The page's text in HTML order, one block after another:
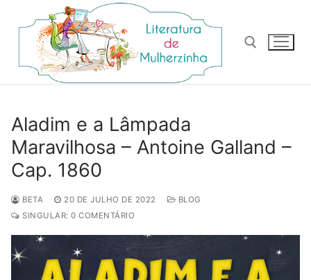
para
conteúdo
Aladim e a Lâmpada
Maravilhosa – Antoine Galland –
Cap. 1860
BETA 20 DE JULHO DE 2022
BLOG
SINGULAR: 0 COMENTÁRIO